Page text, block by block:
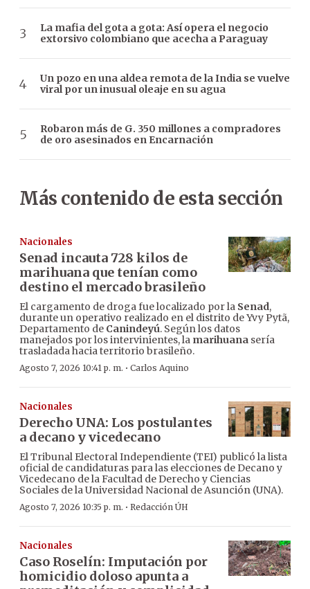
La mafia del gota a gota: Así opera el negocio
extorsivo colombiano que acecha a Paraguay
Un pozo en una aldea remota de la India se vuelve
viral por un inusual oleaje en su agua
Robaron más de G. 350 millones a compradores
de oro asesinados en Encarnación
Más contenido de esta sección
Nacionales
Senad incauta 728 kilos de
marihuana que tenían como
destino el mercado brasileño
El cargamento de droga fue localizado por la Senad,
durante un operativo realizado en el distrito de Yvy Pytã,
Departamento de Canindeyú. Según los datos
manejados por los intervinientes, la marihuana sería
trasladada hacia territorio brasileño.
Agosto 7, 2026 10:41 p. m. · Carlos Aquino
Nacionales
Derecho UNA: Los postulantes
a decano y vicedecano
El Tribunal Electoral Independiente (TEI) publicó la lista
oficial de candidaturas para las elecciones de Decano y
Vicedecano de la Facultad de Derecho y Ciencias
Sociales de la Universidad Nacional de Asunción (UNA).
Agosto 7, 2026 10:35 p. m. · Redacción ÚH
Nacionales
Caso Roselín: Imputación por
homicidio doloso apunta a